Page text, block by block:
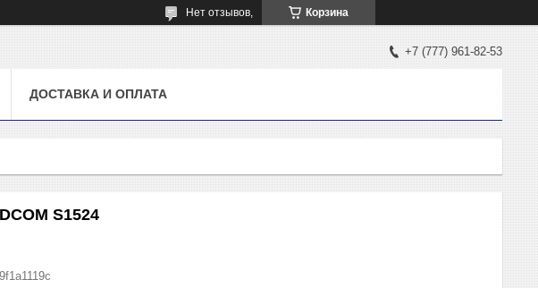
Корзина
Нет отзывов,
+7 (777) 961-82-53
ДОСТАВКА И ОПЛАТА
S1524